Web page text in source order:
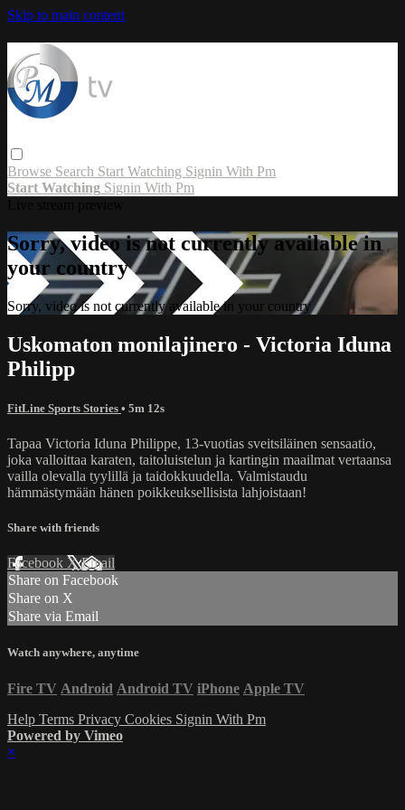
Skip to main content
Browse Search Start Watching Signin With Pm
Start Watching Signin With Pm
Sorry, video is not currently available in
your country
Sorry, video is not currently available in your country
Uskomaton monilajinero - Victoria Iduna
Philipp
FitLine Sports Stories • 5m 12s
Tapaa Victoria Iduna Philippe, 13-vuotias sveitsiläinen sensaatio,
joka valloittaa karaten, taitoluistelun ja kartingin maailmat vertaansa
vailla olevalla tyylillä ja taidokkuudella. Valmistaudu
hämmästymään hänen poikkeuksellisista lahjoistaan!
Share with friends
Facebook XEmail
Share on Facebook
Share on X
Share via Email
Watch anywhere, anytime
Fire TV Android Android TV iPhone Apple TV
Help Terms Privacy Cookies Signin With Pm
Powered by Vimeo
×